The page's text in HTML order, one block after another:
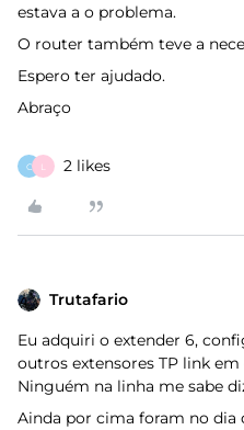
estava a o problema.
O router também teve a
Espero ter ajudado.
Abraço
C L 2 likes
Trutafario
Eu adquiri o extender 6,
outros extensores TP link
Ninguém na linha me sabe
Ainda por cima foram no dia